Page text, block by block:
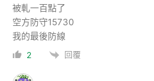
被軋一百點了
空方防守15730
我的最後防線
2 回覆